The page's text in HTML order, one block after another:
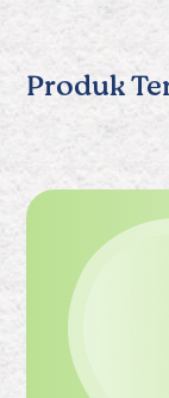
Produk